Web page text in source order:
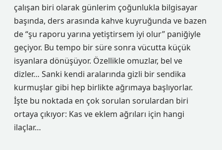
çalışan biri olarak günlerim çoğunlukla bilgisayar
başında, ders arasında kahve kuyruğunda ve bazen
de “şu raporu yarına yetiştirsem iyi olur” paniğiyle
geçiyor. Bu tempo bir süre sonra vücutta küçük
isyanlara dönüşüyor. Özellikle omuzlar, bel ve
dizler… Sanki kendi aralarında gizli bir sendika
kurmuşlar gibi hep birlikte ağrımaya başlıyorlar.
İşte bu noktada en çok sorulan sorulardan biri
ortaya çıkıyor: Kas ve eklem ağrıları için hangi
ilaçlar…